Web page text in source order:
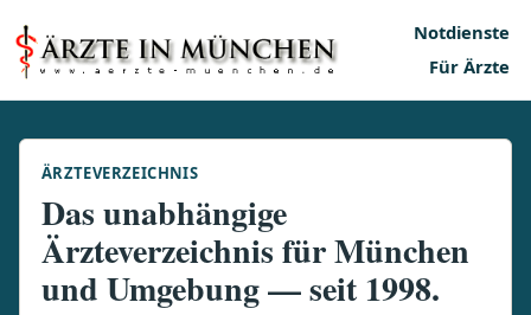
Notdienste
Für Ärzte
ÄRZTEVERZEICHNIS
Das unabhängige
Ärzteverzeichnis für München
und Umgebung — seit 1998.